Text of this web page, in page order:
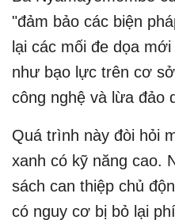
"đảm bảo các biện
lại các mối đe dọa
như bạo lực trên cơ
công nghệ và lừa đảo
Quá trình này đòi hỏi
xanh có kỹ năng cao.
sách can thiệp chủ
có nguy cơ bị bỏ lại